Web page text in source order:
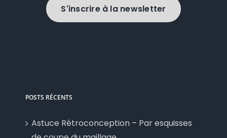
S'inscrire à la newsletter
POSTS RÉCENTS
Astuce Rétroconception – Par esquisses